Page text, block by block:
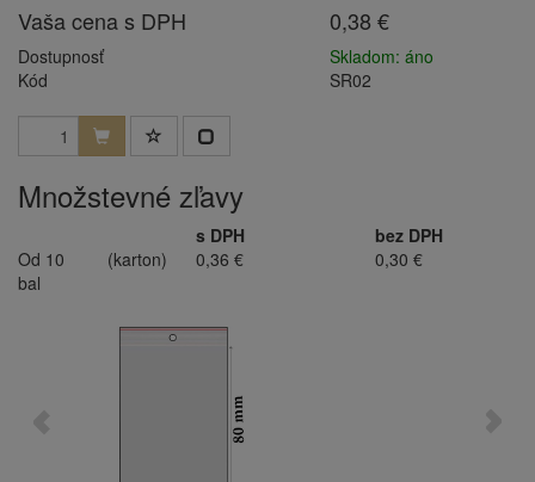
Vaša cena s DPH
0,38 €
Dostupnosť
Skladom: áno
Kód
SR02
Množstevné zľavy
s DPH
bez DPH
Od 10
bal
(karton) 0,36 € 0,30 €